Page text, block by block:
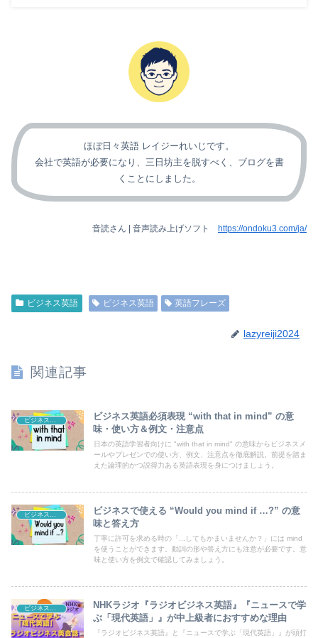
ほぼ日々英語 レイジーれいじです。
会社で英語が必要になり、三日坊主を脱すべく、ブログを書
くことにしました。
音読さん | 音声読み上げソフト https://ondoku3.com/ja/
ビジネス英語 ビジネス英語 英語フレーズ
lazyreiji2024
関連記事
ビジネス英語必須表現 “with that in mind” の意
味・使い方＆例文・注意点
日本の英語学習者向けに "with that in mind" の意味からビジネスメ
ールやプレゼンでの使い方、例文、注意点を徹底解説。前提を踏ま
えた論理的かつ説得力ある英語表現を身につけましょう。
ビジネスで使える “Would you mind if …?” の意
味と答え方
丁寧に許可を求める時の「...してもかまいませんか？」には mind
を使うことができます。動詞の形や答え方にも注意が必要です。意
味と使い方を例文で確認してみましょう。
ビジネス英語
NHKラジオ『ラジオビジネス英語』『ニュースで学
ぶ「現代英語」』が中上級者におすすめな理由
『ラジオビジネス英語』と『ニュースで学ぶ「現代英語」』が頭打